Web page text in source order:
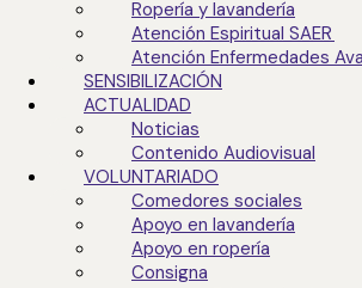
Ropería y lavandería
Atención Espiritual SAER
Atención Enfermedades
SENSIBILIZACIÓN
ACTUALIDAD
Noticias
Contenido Audiovisual
VOLUNTARIADO
Comedores sociales
Apoyo en lavandería
Apoyo en ropería
Consigna
Centro de empleo y
formación
Baraundillo, 1
30001 Murcia
Telf. 968 22 55 98
© 2026 Jesús Abandonado · Todos los
Política de calidad y medioambiente